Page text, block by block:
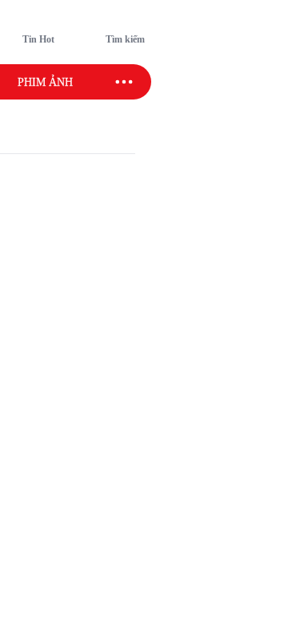
Tin Hot Tìm kiếm
PHIM ẢNH SAO SPORT